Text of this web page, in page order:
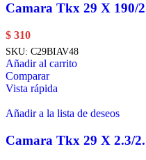
Camara Tkx 29 X 190/
$ 310
SKU: C29BIAV48
Añadir al carrito
Comparar
Vista rápida
Añadir a la lista de deseos
Camara Tkx 29 X 2.3/